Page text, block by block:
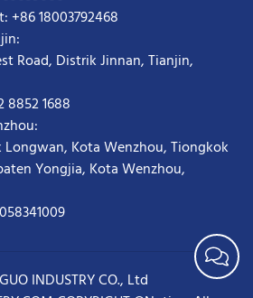
18003792468
Road, Distrik Jinnan, Tianjin,
8852 1688
Longwan, Kota Wenzhou, Tiongkok
Yongjia, Kota Wenzhou,
INDUSTRY CO., Ltd